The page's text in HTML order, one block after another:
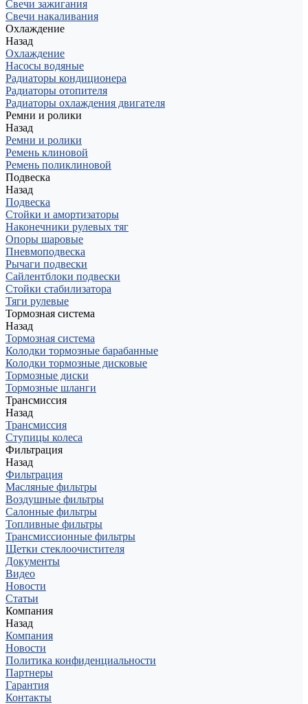
Свечи зажигания
Свечи накаливания
Охлаждение
Назад
Охлаждение
Насосы водяные
Радиаторы кондиционера
Радиаторы отопителя
Радиаторы охлаждения двигателя
Ремни и ролики
Назад
Ремни и ролики
Ремень клиновой
Ремень поликлиновой
Подвеска
Назад
Подвеска
Стойки и амортизаторы
Наконечники рулевых тяг
Опоры шаровые
Пневмоподвеска
Рычаги подвески
Сайлентблоки подвески
Стойки стабилизатора
Тяги рулевые
Тормозная система
Назад
Тормозная система
Колодки тормозные барабанные
Колодки тормозные дисковые
Тормозные диски
Тормозные шланги
Трансмиссия
Назад
Трансмиссия
Ступицы колеса
Фильтрация
Назад
Фильтрация
Масляные фильтры
Воздушные фильтры
Салонные фильтры
Топливные фильтры
Трансмиссионные фильтры
Щетки стеклоочистителя
Документы
Видео
Новости
Статьи
Компания
Назад
Компания
Новости
Политика конфиденциальности
Партнеры
Гарантия
Контакты